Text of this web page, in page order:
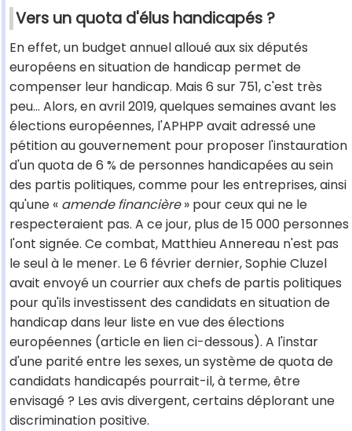
Vers un quota d'élus handicapés ?
En effet, un budget annuel alloué aux six députés
européens en situation de handicap permet de
compenser leur handicap. Mais 6 sur 751, c'est très
peu… Alors, en avril 2019, quelques semaines avant les
élections européennes, l'APHPP avait adressé une
pétition au gouvernement pour proposer l'instauration
d'un quota de 6 % de personnes handicapées au sein
des partis politiques, comme pour les entreprises, ainsi
qu'une « amende financière» pour ceux qui ne le
respecteraient pas. A ce jour, plus de 15 000 personnes
l'ont signée. Ce combat, Matthieu Annereau n'est pas
le seul à le mener. Le 6 février dernier, Sophie Cluzel
avait envoyé un courrier aux chefs de partis politiques
pour qu'ils investissent des candidats en situation de
handicap dans leur liste en vue des élections
européennes (article en lien ci-dessous). A l'instar
d'une parité entre les sexes, un système de quota de
candidats handicapés pourrait-il, à terme, être
envisagé ? Les avis divergent, certains déplorant une
discrimination positive.